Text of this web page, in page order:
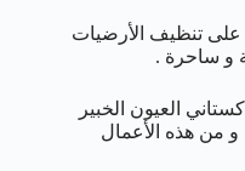
تنظيف الأرضيات
و ساحرة .
العيون الخبير
و من هذه الأعمال